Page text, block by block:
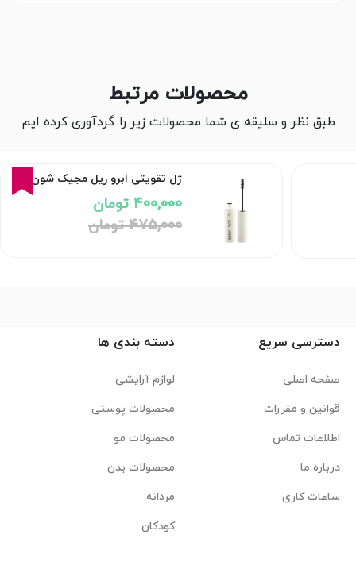
محصولات مرتبط
طبق نظر و سلیقه ی شما محصولات زیر را گردآوری کرده ایم
ژل تقویتی ابرو ریل مجیک شون
400,000 تومان
475,000 تومان
دسترسی سریع
صفحه اصلی
قوانین و مقررات
اطلاعات تماس
درباره ما
ساعات کاری
دسته بندی ها
لوازم آرایشی
محصولات پوستی
محصولات مو
محصولات بدن
مردانه
کودکان